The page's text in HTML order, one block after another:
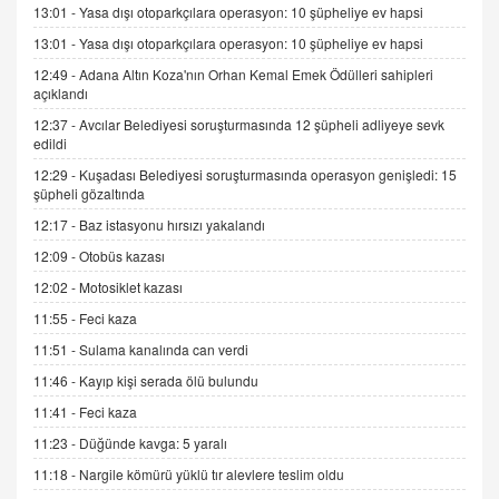
9.12.2025 10:11
İNCİ GÜL AKÖL
06.07.2026 13:00
ADEM AKÖL
Esed Destekçilerinin Yüzüne Vurulan Şamar:
Sednaya
11.12.2024 12:30
DR. EKREM ASLAN
Gerçek Ne, Algı Ne? "Beraber Yürüyoruz"
Cümlesinin Peşinden
19.07.2025 12:45
GÖNÜL MENEKŞE
Şifacının Yolu
04.11.2025 12:56
13:01 -Yasa dışı otoparkçılara operasyon: 10 şüpheliye ev hapsi
13:01 -Yasa dışı otoparkçılara operasyon: 10 şüpheliye ev hapsi
12:49 -Adana Altın Koza'nın Orhan Kemal Emek Ödülleri sahipleri
açıklandı
12:37 -Avcılar Belediyesi soruşturmasında 12 şüpheli adliyeye sevk
edildi
12:29 - Kuşadası Belediyesi soruşturmasında operasyon genişledi: 15
şüpheli gözaltında
12:17 - Baz istasyonu hırsızı yakalandı
12:09 -Otobüs kazası
12:02 - Motosiklet kazası
11:55 - Feci kaza
11:51 -Sulama kanalında can verdi
11:46 - Kayıp kişi serada ölü bulundu
11:41 - Feci kaza
11:23 - Düğünde kavga: 5 yaralı
11:18 - Nargile kömürü yüklü tır alevlere teslim oldu